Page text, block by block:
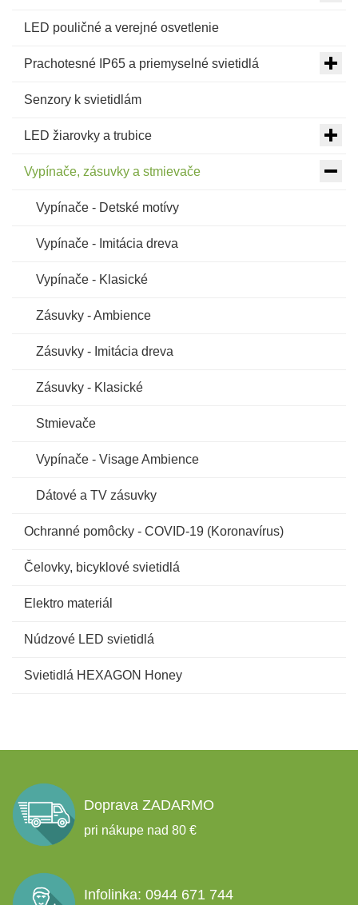
LED pouličné a verejné osvetlenie
Prachotesné IP65 a priemyselné svietidlá
Senzory k svietidlám
LED žiarovky a trubice
Vypínače, zásuvky a stmievače
Vypínače - Detské motívy
Vypínače - Imitácia dreva
Vypínače - Klasické
Zásuvky - Ambience
Zásuvky - Imitácia dreva
Zásuvky - Klasické
Stmievače
Vypínače - Visage Ambience
Dátové a TV zásuvky
Ochranné pomôcky - COVID-19 (Koronavírus)
Čelovky, bicyklové svietidlá
Elektro materiál
Núdzové LED svietidlá
Svietidlá HEXAGON Honey
Doprava ZADARMO
pri nákupe nad 80 €
Infolinka: 0944 671 744